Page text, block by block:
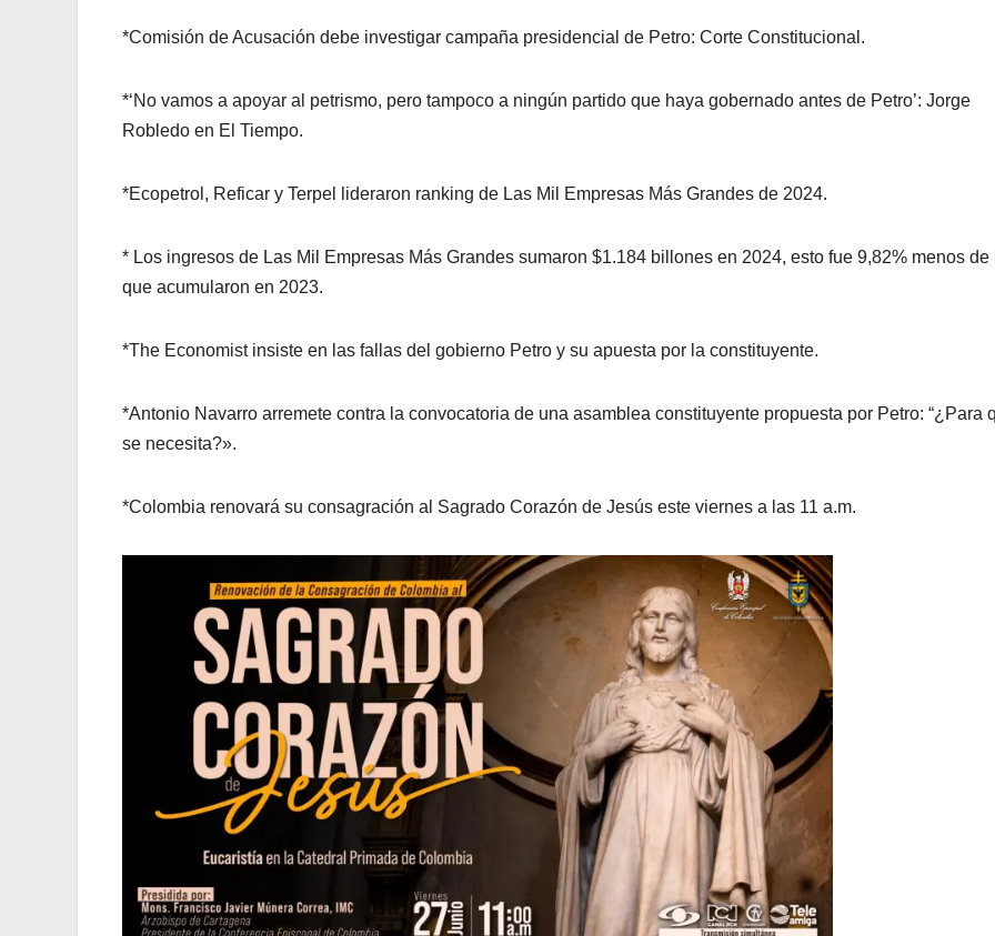
*Comisión de Acusación debe investigar campaña presidencial de Petro: Corte Constitucional.
*‘No vamos a apoyar al petrismo, pero tampoco a ningún partido que haya gobernado antes de Petro’: Jorge
Robledo en El Tiempo.
*Ecopetrol, Reficar y Terpel lideraron ranking de Las Mil Empresas Más Grandes de 2024.
* Los ingresos de Las Mil Empresas Más Grandes sumaron $1.184 billones en 2024, esto fue 9,82% menos de
que acumularon en 2023.
*The Economist insiste en las fallas del gobierno Petro y su apuesta por la constituyente.
*Antonio Navarro arremete contra la convocatoria de una asamblea constituyente propuesta por Petro: “¿Para
se necesita?».
*Colombia renovará su consagración al Sagrado Corazón de Jesús este viernes a las 11 a.m.